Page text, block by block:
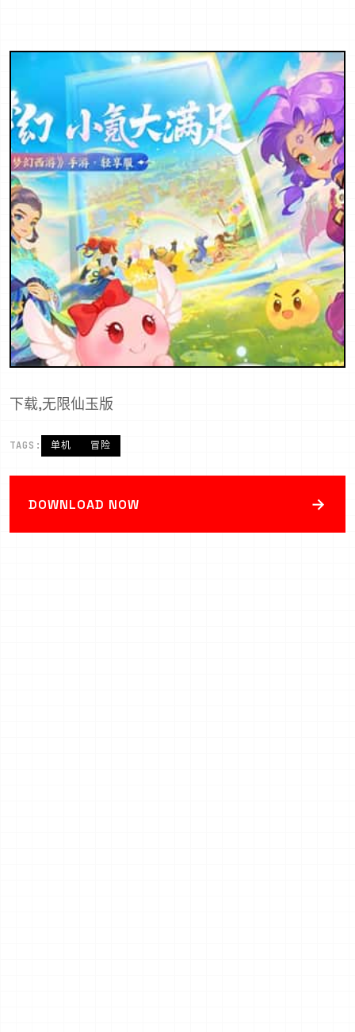
下载,无限仙玉版
TAGS: 单机 冒险
DOWNLOAD NOW →